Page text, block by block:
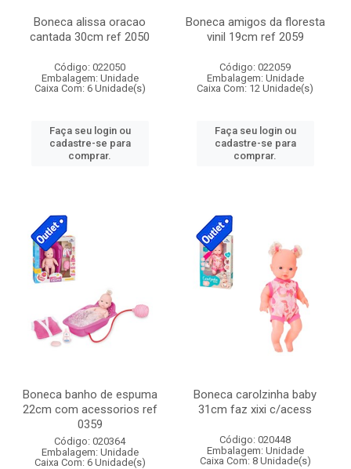
Boneca alissa oracao
cantada 30cm ref 2050
Código: 022050
Embalagem: Unidade
Caixa Com: 6 Unidade(s)
Faça seu login ou
cadastre-se para
comprar.
Boneca amigos da floresta
vinil 19cm ref 2059
Código: 022059
Embalagem: Unidade
Caixa Com: 12 Unidade(s)
Faça seu login ou
cadastre-se para
comprar.
Boneca banho de espuma
22cm com acessorios ref
0359
Código: 020364
Embalagem: Unidade
Caixa Com: 6 Unidade(s)
Boneca carolzinha baby
31cm faz xixi c/acess
Código: 020448
Embalagem: Unidade
Caixa Com: 8 Unidade(s)